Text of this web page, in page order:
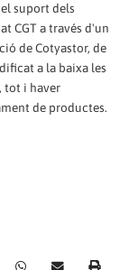
suport dels
CGT a través d'un
de Cotyastor, de
a la baixa les
tot i haver
de productes.